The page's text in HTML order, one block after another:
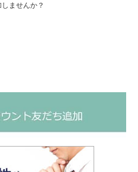
ませんか？